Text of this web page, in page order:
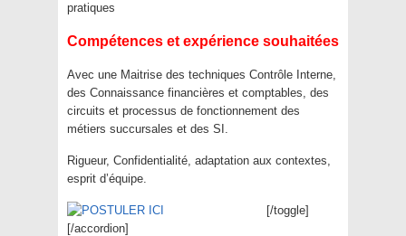
pratiques
Compétences et expérience souhaitées
Avec une Maitrise des techniques Contrôle Interne,
des Connaissance financières et comptables, des
circuits et processus de fonctionnement des
métiers succursales et des SI.
Rigueur, Confidentialité, adaptation aux contextes,
esprit d’équipe.
[/toggle]
[/accordion]